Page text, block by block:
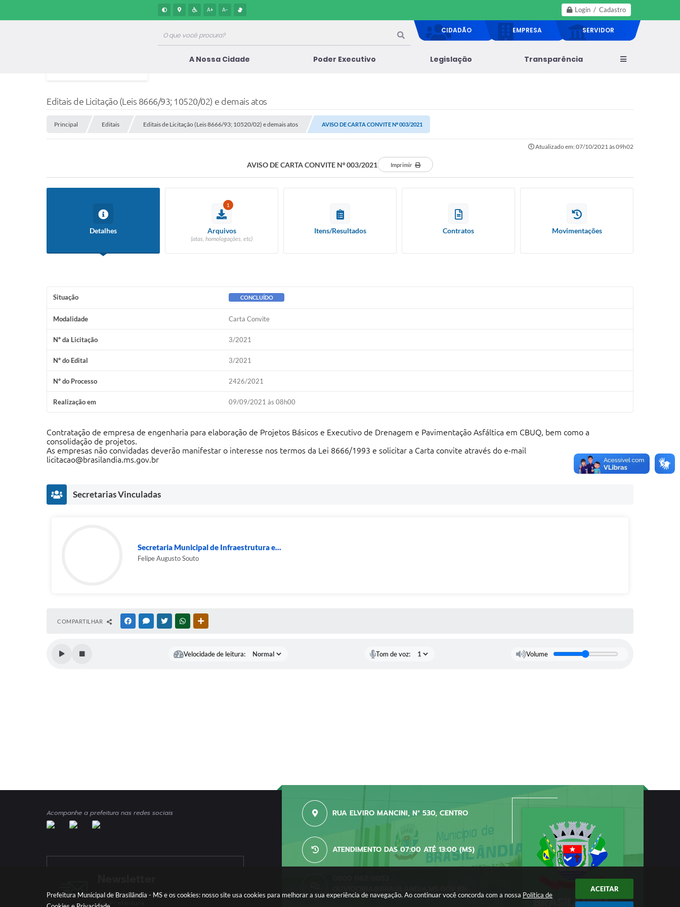
Prefeitura Municipal de Brasilândia - MS e os cookies: nosso site usa cookies para melhorar a sua experiência de navegação. Ao continuar você concorda com a nossa Política de
ACEITAR
Login / Cadastro
A+ A-
CIDADÃO EMPRESA SERVIDOR
A Nossa Cidade Poder Executivo Legislação Transparência
Editais de Licitação (Leis 8666/93; 10520/02) e demais atos
Principal Editais Editais de Licitação (Leis 8666/93; 10520/02) e demais atos AVISO DE CARTA CONVITE Nº 003/2021
Atualizado em: 07/10/2021 às 09h02
AVISO DE CARTA CONVITE Nº 003/2021 Imprimir
Detalhes
1
Arquivos
(atas, homologações, etc)
Itens/Resultados Contratos Movimentações
Situação CONCLUÍDO
Modalidade Carta Convite
Nº da Licitação 3/2021
Nº do Edital 3/2021
Nº do Processo 2426/2021
Realização em 09/09/2021 às 08h00
Contratação de empresa de engenharia para elaboração de Projetos Básicos e Executivo de Drenagem e Pavimentação Asfáltica em CBUQ, bem como a
consolidação de projetos.
As empresas não convidadas deverão manifestar o interesse nos termos da Lei 8666/1993 e solicitar a Carta convite através do e-mail
licitacao@brasilandia.ms.gov.br
Secretarias Vinculadas
Secretaria Municipal de Infraestrutura e...
Felipe Augusto Souto
COMPARTILHAR FACEBOOKMESSENGER
TWITTERWHATSAPP
Velocidade de leitura: Tom de voz: Volume
Acompanhe a prefeitura nas redes sociais
Cadastre-se e Receba Informativos
da Prefeitura
RUA ELVIRO MANCINI, N° 530, CENTRO
ATENDIMENTO DAS 07:00 ATÉ 13:00 (MS)